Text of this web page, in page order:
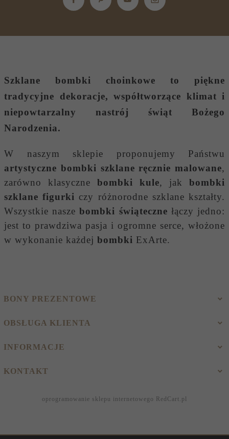
Szklane bombki choinkowe to piękne
tradycyjne dekoracje, współtworzące klimat i
niepowtarzalny nastrój świąt Bożego
Narodzenia.
W naszym sklepie proponujemy Państwu
artystyczne bombki szklane ręcznie malowane,
zarówno klasyczne bombki kule, jak bombki
szklane figurki czy różnorodne szklane kształty.
Wszystkie naszebombki świąteczne łączy jedno:
jest to prawdziwa pasja i ogromne serce, włożone
w wykonanie każdej bombki ExArte.
BONY PREZENTOWE
OBSŁUGA KLIENTA
INFORMACJE
KONTAKT
oprogramowanie sklepu internetowego RedCart.pl